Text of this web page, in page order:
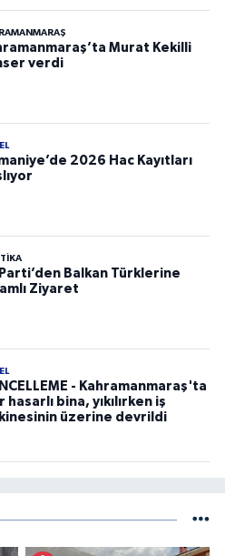
Murat Kekilli
verdi
2026 Hac Kayıtları
Balkan Türklerine
Ziyaret
- Kahramanmaraş'ta
hasarlı bina, yıkılırken iş
üzerine devrildi